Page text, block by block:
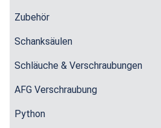
Zubehör
Schanksäulen
Schläuche & Verschraubungen
AFG Verschraubung
Python